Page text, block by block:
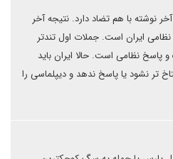
نوشته با هم تضاد دارد. نتیجه آخر
ایران است. جملات اول تندتر
نظامی است. حالا ایران باید
تر نشود یا پاسخ ندهد و دیپلماسی را